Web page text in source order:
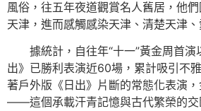
風俗，往五年夜道觀賞名人舊居，他
天津，進而感觸感染天津、清楚天津、
據統計，自往年“十一”黃金周首演
出》已勝利表演近60場，累計吸引不
著戶外版《日出》片斷的常態化表演
——這個承載汗青記憶與古代繁榮的交